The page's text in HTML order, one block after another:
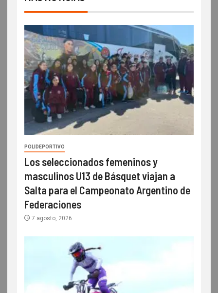
POLIDEPORTIVO
Los seleccionados femeninos y
masculinos U13 de Básquet viajan a
Salta para el Campeonato Argentino de
Federaciones
7 agosto, 2026